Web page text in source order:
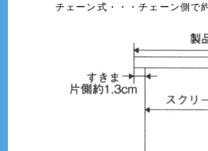
チェーン式・・・チェーン側で